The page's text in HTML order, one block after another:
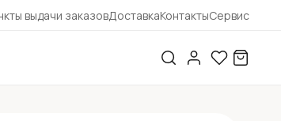
выдачи заказовДоставкаКонтактыСервис